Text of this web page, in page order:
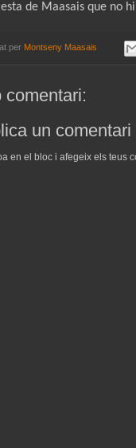
de Maasais que no
per Montseny Maasais
comentari:
un
en el bloc i afegeix els teus